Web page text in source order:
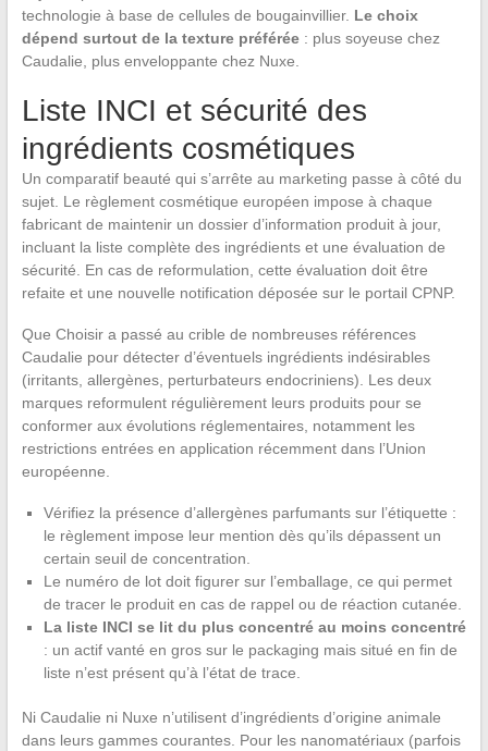
technologie à base de cellules de bougainvillier. Le choix
dépend surtout de la texture préférée: plus soyeuse chez
Caudalie, plus enveloppante chez Nuxe.
Liste INCI et sécurité des
ingrédients cosmétiques
Un comparatif beauté qui s’arrête au marketing passe à côté du
sujet. Le règlement cosmétique européen impose à chaque
fabricant de maintenir un dossier d’information produit à jour,
incluant la liste complète des ingrédients et une évaluation de
sécurité. En cas de reformulation, cette évaluation doit être
refaite et une nouvelle notification déposée sur le portail CPNP.
Que Choisir a passé au crible de nombreuses références
Caudalie pour détecter d’éventuels ingrédients indésirables
(irritants, allergènes, perturbateurs endocriniens). Les deux
marques reformulent régulièrement leurs produits pour se
conformer aux évolutions réglementaires, notamment les
restrictions entrées en application récemment dans l’Union
européenne.
Vérifiez la présence d’allergènes parfumants sur l’étiquette :
le règlement impose leur mention dès qu’ils dépassent un
certain seuil de concentration.
Le numéro de lot doit figurer sur l’emballage, ce qui permet
de tracer le produit en cas de rappel ou de réaction cutanée.
La liste INCI se lit du plus concentré au moins concentré
: un actif vanté en gros sur le packaging mais situé en fin de
liste n’est présent qu’à l’état de trace.
Ni Caudalie ni Nuxe n’utilisent d’ingrédients d’origine animale
dans leurs gammes courantes. Pour les nanomatériaux (parfois